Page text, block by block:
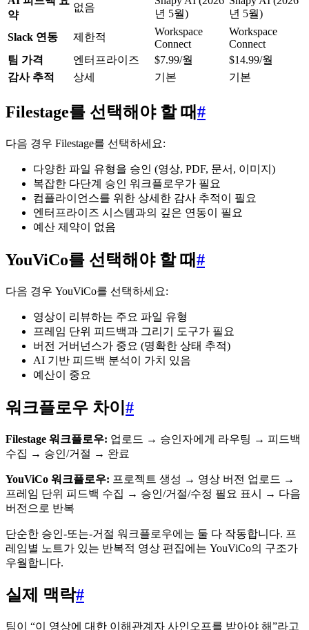
약
없음
년 5월)
년 5월)
Slack 연동
제한적
Workspace
Connect
Workspace
Connect
팀 가격
엔터프라이즈 $7.99/월
$14.99/월
감사 추적
상세 기본 기본
Filestage를 선택해야 할 때#
다음 경우 Filestage를 선택하세요:
다양한 파일 유형을 승인 (영상, PDF, 문서, 이미지)
복잡한 다단계 승인 워크플로우가 필요
컴플라이언스를 위한 상세한 감사 추적이 필요
엔터프라이즈 시스템과의 깊은 연동이 필요
예산 제약이 없음
YouViCo를 선택해야 할 때#
다음 경우 YouViCo를 선택하세요:
영상이 리뷰하는 주요 파일 유형
프레임 단위 피드백과 그리기 도구가 필요
버전 거버넌스가 중요 (명확한 상태 추적)
AI 기반 피드백 분석이 가치 있음
예산이 중요
워크플로우 차이 #
Filestage 워크플로우: 업로드 → 승인자에게 라우팅 → 피드백
수집 → 승인/거절 → 완료
YouViCo 워크플로우: 프로젝트 생성 → 영상 버전 업로드 →
프레임 단위 피드백 수집 → 승인/거절/수정 필요 표시 → 다음
버전으로 반복
단순한 승인-또는-거절 워크플로우에는 둘 다 작동합니다. 프
레임별 노트가 있는 반복적 영상 편집에는 YouViCo의 구조가
우월합니다.
실제 맥락#
팀이 “이 영상에 대한 이해관계자 사인오프를 받아야 해”라고